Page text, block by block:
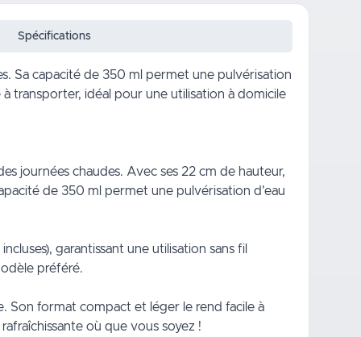
Spécifications
Sa capacité de 350 ml permet une pulvérisation
transporter, idéal pour une utilisation à domicile
journées chaudes. Avec ses 22 cm de hauteur,
de 350 ml permet une pulvérisation d'eau
garantissant une utilisation sans fil
préféré.
Son format compact et léger le rend facile à
où que vous soyez !